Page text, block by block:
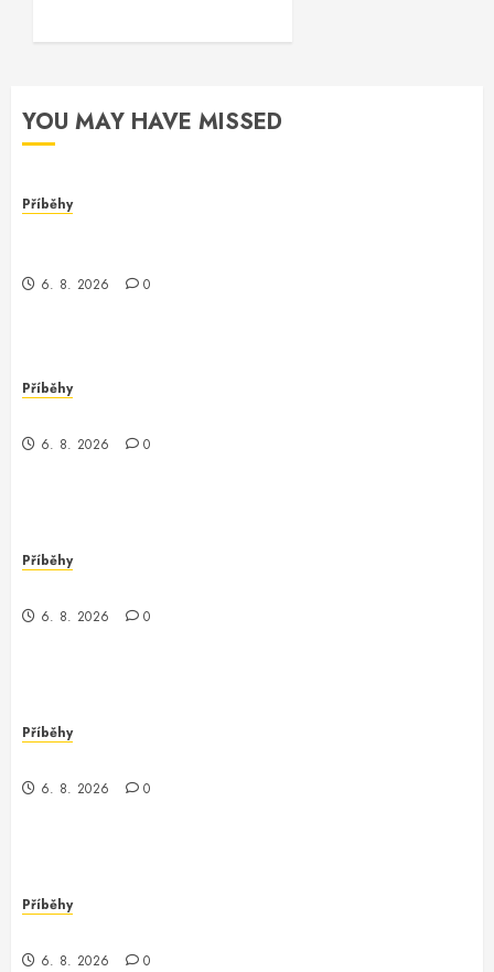
YOU MAY HAVE MISSED
Příběhy
6. 8. 2026 0
Příběhy
6. 8. 2026 0
Příběhy
6. 8. 2026 0
Příběhy
6. 8. 2026 0
Příběhy
6. 8. 2026 0